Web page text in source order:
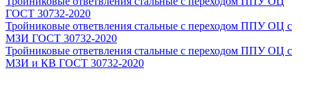
ГОСТ 30732-2020
Тройниковые ответвления стальные с переходом ППУ ОЦ с
МЗИ ГОСТ 30732-2020
Тройниковые ответвления стальные с переходом ППУ ОЦ с
МЗИ и КВ ГОСТ 30732-2020